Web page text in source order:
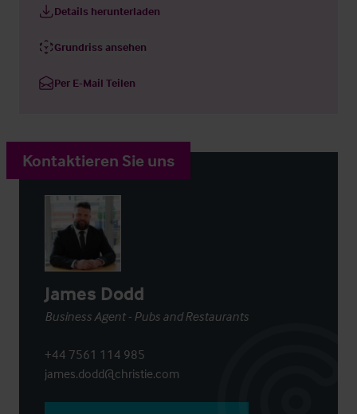
Details herunterladen
Grundriss ansehen
Per E-Mail Teilen
Kontaktieren Sie uns
James Dodd
Business Agent - Pubs and Restaurants
+44 7561 114 985
james.dodd@christie.com